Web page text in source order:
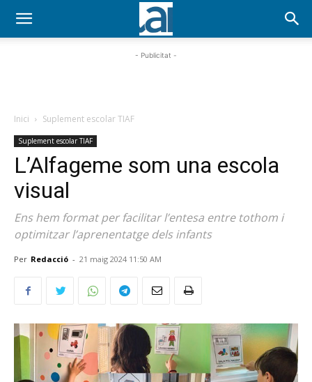
- Publicitat -
Inici Suplement escolar TIAF
Suplement escolar TIAF
L’Alfageme som una escola
visual
Ens hem format per facilitar l’entesa entre tothom i
optimitzar l’aprenentatge dels infants
Per Redacció - 21 maig 2024 11:50 AM